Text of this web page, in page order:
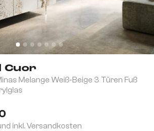
Cuor
Melange Weiß-Beige 3 Türen Fuß
inkl. Versandkosten